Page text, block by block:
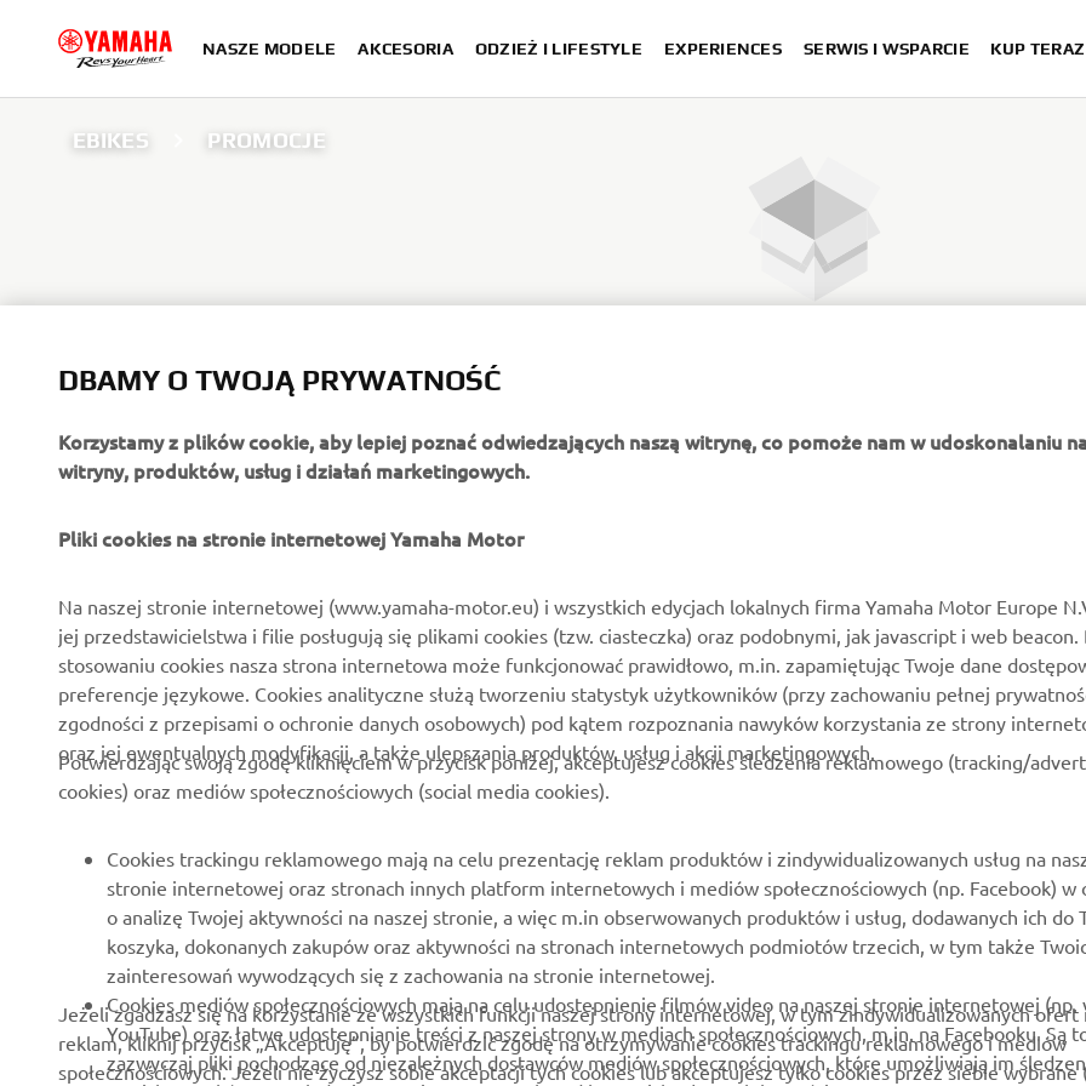
NASZE MODELE AKCESORIA ODZIEŻ I LIFESTYLE EXPERIENCES SERWIS I WSPARCIE KUP TERAZ
EBIKES PROMOCJE
O FIRMIE
O nas
Wydarzenia
Polska strona prasowa
Broszury
Praca w Yamaha
Zasady dotyczące praw
człowieka
Podstawowa polityka
zrównoważonego rozwoju
Kanał do informowania o
nieprawidłowościach
DLA BIZNESU
Systemy Yamaha eBike
Golf / Pojazdy
funkcjonalne
Ratownictwo
Szkoły jazdy
Robotics
Informacje techniczne dla
Niezależnych Dealerów
Yamalube Safety Data
Sheets
Yamaha Racing
Yamaha Motor Global
Aplikacje mobilne
Kontakt
Mapa dealerów
Zarządzania zużytymi
akumulatorami
DBAMY O TWOJĄ PRYWATNOŚĆ
Korzystamy z plików cookie, aby lepiej poznać odwiedzających naszą witrynę, co pomoże nam w udoskonalaniu
witryny, produktów, usług i działań marketingowych.
Pliki cookies na stronie internetowej Yamaha Motor
Na naszej stronie internetowej (www.yamaha-motor.eu) i wszystkich edycjach lokalnych firma Yamaha Motor Europe
jej przedstawicielstwa i filie posługują się plikami cookies (tzw. ciasteczka) oraz podobnymi, jak javascript i web beacon.
stosowaniu cookies nasza strona internetowa może funkcjonować prawidłowo, m.in. zapamiętując Twoje dane
preferencje językowe. Cookies analityczne służą tworzeniu statystyk użytkowników (przy zachowaniu pełnej
zgodności z przepisami o ochronie danych osobowych) pod kątem rozpoznania nawyków korzystania ze strony
oraz jej ewentualnych modyfikacji, a także ulepszania produktów, usług i akcji marketingowych.
Potwierdzając swoją zgodę kliknięciem w przycisk poniżej, akceptujesz cookies śledzenia reklamowego (tracking/
cookies) oraz mediów społecznościowych (social media cookies).
Cookies trackingu reklamowego mają na celu prezentację reklam produktów i zindywidualizowanych usług na
stronie internetowej oraz stronach innych platform internetowych i mediów społecznościowych (np. Facebook) w
o analizę Twojej aktywności na naszej stronie, a więc m.in obserwowanych produktów i usług, dodawanych ich do
koszyka, dokonanych zakupów oraz aktywności na stronach internetowych podmiotów trzecich, w tym także
zainteresowań wywodzących się z zachowania na stronie internetowej.
Cookies mediów społecznościowych mają na celu udostepnienie filmów video na naszej stronie internetowej (np.
YouTube) oraz łatwe udostepnianie treści z naszej strony w mediach społecznościowych, m.in. na Facebooku. Są
zazwyczaj pliki pochodzące od niezależnych dostawców mediów społecznościowych, które umożliwiają im
Jeżeli zgadzasz się na korzystanie ze wszystkich funkcji naszej strony internetowej, w tym zindywidualizowanych ofert
reklam, kliknij przycisk „Akceptuję”, by potwierdzić zgodę na otrzymywanie cookies trackingu reklamowego i mediów
społecznościowych. Jeżeli nie życzysz sobie akceptacji tych cookies lub akceptujesz tylko cookies przez siebie wybrane